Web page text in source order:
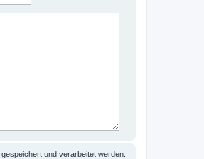
gespeichert und verarbeitet werden.